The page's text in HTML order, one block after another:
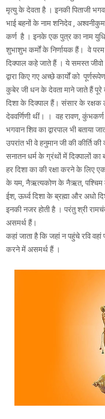
मृत्यु के देवता है । इनकी पिताजी
भाई बहनों के नाम शनिदेव ,
कर्ण है । इनके एक पुत्र का नाम
शुभाशुभ कर्मों के निर्णायक हैं। वे परम
दिक्पाल कहे जाते हैं । ये समस्त
द्वारा किए गए अच्छे कार्यों को
कुबेर जी धन के देवता माने जाते हैं पूरे
दिशा के दिक्पाल हैं। संसार के रक्षक
देववर्णिणी थीं। । वह रावण,
भगवान शिव का द्वारपाल भी बताया
उपरांत भी वे हनुमान जी की कीर्ति
सनातन धर्म के ग्रंथों में दिक्पालों
हर दिशा का की रक्षा करने के लिए
के यम, नैऋत्यकोण के नैऋत, पश्चिम
ईश, ऊर्ध्व दिशा के ब्रह्मा और अधो
इनकी नजर होती है । परंतु श्री
असमर्थ हैं।
कहां जाता है कि जहां न पहुंचे रवि
करने में असमर्थ हैं ।